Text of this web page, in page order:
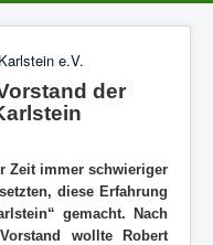
der
Zeit immer schwieriger
diese Erfahrung
gemacht. Nach
wollte Robert